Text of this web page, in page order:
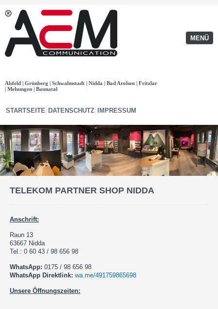
MENÜ
Alsfeld | Grünberg | Schwalmstadt | Nidda | Bad Arolsen | Fritzlar
| Melsungen | Baunatal
STARTSEITE DATENSCHUTZ IMPRESSUM
TELEKOM PARTNER SHOP NIDDA
Anschrift:
Raun 13
63667 Nidda
Tel.: 0 60 43 / 98 656 98
WhatsApp: 0175 / 98 656 98
WhatsApp Direktlink: wa.me/491759865698
Unsere Öffnungszeiten: